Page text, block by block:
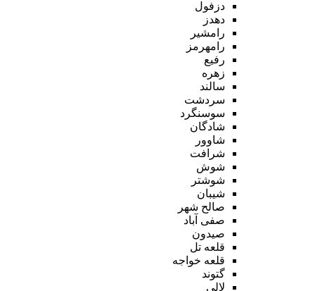
دزفول
دهدز
رامشیر
رامهرمز
رفیع
زهره
سالند
سردشت
سوسنگرد
شادگان
شاوور
شرافت
شوش
شوشتر
شیبان
صالح شهر
صفی آباد
صیدون
قلعه تل
قلعه خواجه
گتوند
لالی